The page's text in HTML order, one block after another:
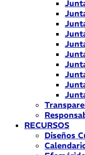
RECURSOS
Diseños